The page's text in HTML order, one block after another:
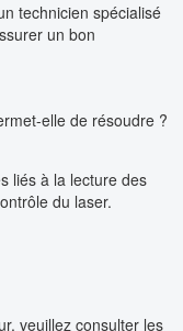
technicien spécialisé
un bon
elle de résoudre ?
liés à la lecture des
du laser.
veuillez consulter les